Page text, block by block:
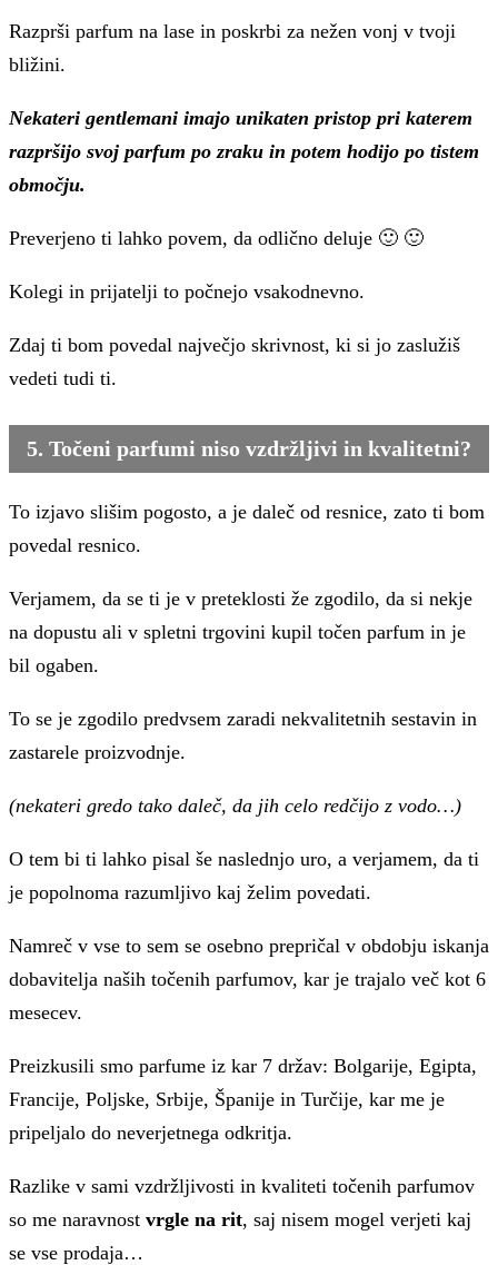
Razprši parfum na lase in poskrbi za nežen vonj v tvoji
bližini.
Nekateri gentlemani imajo unikaten pristop pri katerem
razpršijo svoj parfum po zraku in potem hodijo po tistem
območju.
Preverjeno ti lahko povem, da odlično deluje 🙂 🙂
Kolegi in prijatelji to počnejo vsakodnevno.
Zdaj ti bom povedal največjo skrivnost, ki si jo zaslužiš
vedeti tudi ti.
5. Točeni parfumi niso vzdržljivi in kvalitetni?
To izjavo slišim pogosto, a je daleč od resnice, zato ti bom
povedal resnico.
Verjamem, da se ti je v preteklosti že zgodilo, da si nekje
na dopustu ali v spletni trgovini kupil točen parfum in je
bil ogaben.
To se je zgodilo predvsem zaradi nekvalitetnih sestavin in
zastarele proizvodnje.
(nekateri gredo tako daleč, da jih celo redčijo z vodo…)
O tem bi ti lahko pisal še naslednjo uro, a verjamem, da ti
je popolnoma razumljivo kaj želim povedati.
Namreč v vse to sem se osebno prepričal v obdobju iskanja
dobavitelja naših točenih parfumov, kar je trajalo več kot 6
mesecev.
Preizkusili smo parfume iz kar 7 držav: Bolgarije, Egipta,
Francije, Poljske, Srbije, Španije in Turčije, kar me je
pripeljalo do neverjetnega odkritja.
Razlike v sami vzdržljivosti in kvaliteti točenih parfumov
so me naravnost vrgle na rit, saj nisem mogel verjeti kaj
se vse prodaja…